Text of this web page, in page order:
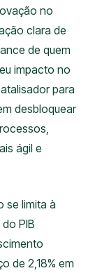
no
clara de
de quem
impacto no
para
desbloquear
ágil e
se limita à
PIB
de 2,18% em